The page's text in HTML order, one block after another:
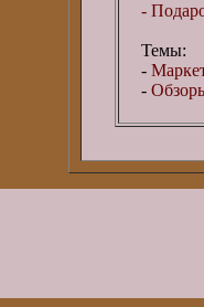
-
Темы:
-
-